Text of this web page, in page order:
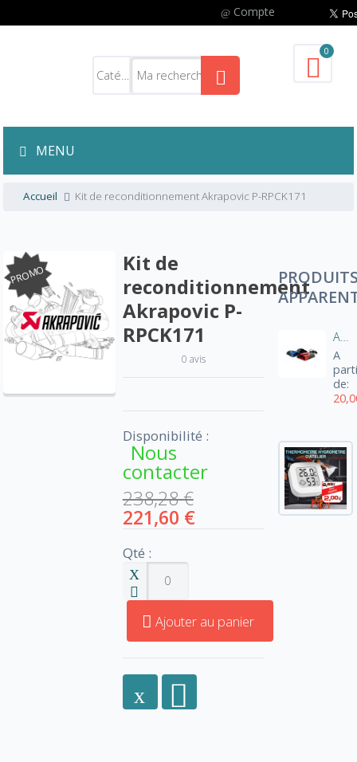
Compte
0
MENU
Accueil Kit de reconditionnement Akrapovic P-RPCK171
PROMO
Kit de
reconditionnement
Akrapovic P-
RPCK171
0 avis
Disponibilité :
Nous
contacter
238,28 €
221,60 €
Qté :
Ajouter au panier
Aération manche blouson moto
A
de: